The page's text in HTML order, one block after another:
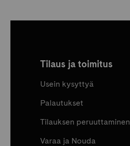
Tilaus ja toimitus
Usein kysyttyä
Palautukset
Tilauksen peruuttaminen
Varaa ja Nouda